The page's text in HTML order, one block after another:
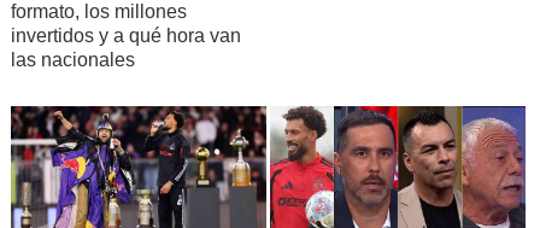
formato, los millones
invertidos y a qué hora van
las nacionales